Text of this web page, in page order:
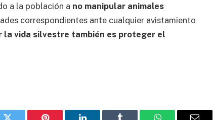
a la población a no manipular animales
correspondientes ante cualquier avistamiento
la vida silvestre también es proteger el